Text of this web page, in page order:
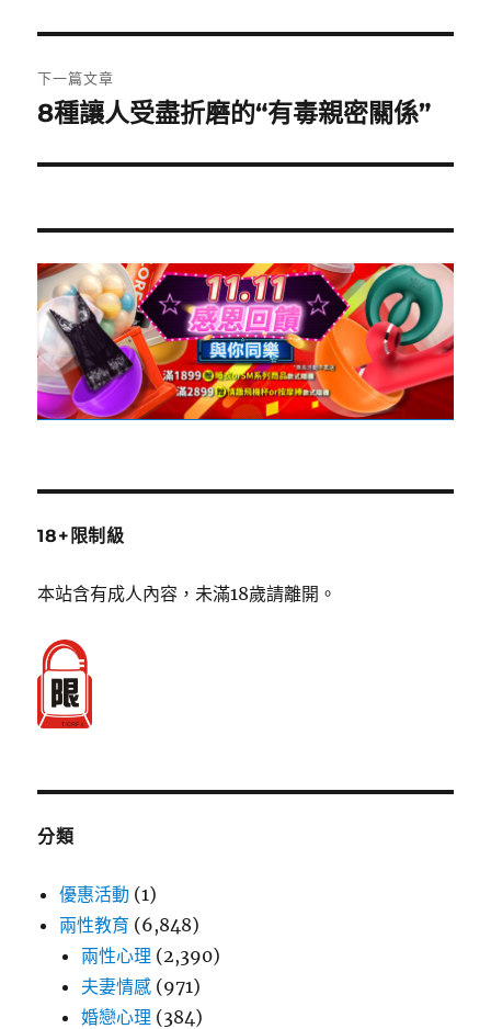
覽
篇
文
章:
下一篇文章
下
篇
章:
8種讓人受盡折磨的“有毒親密關係”
18+限制級
本站含有成人內容，未滿18歲請離開。
分類
優惠活動 (1)
兩性教育 (6,848)
兩性心理 (2,390)
夫妻情感 (971)
婚戀心理 (384)